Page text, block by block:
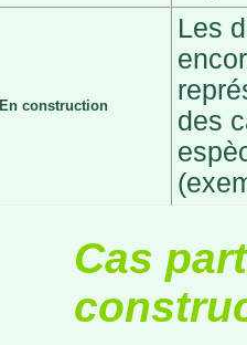
En construction
Les
des
Cas